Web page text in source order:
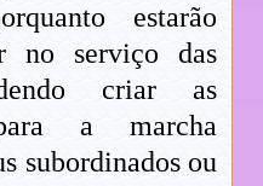
estarão
no serviço das
criar as
a marcha
subordinados ou